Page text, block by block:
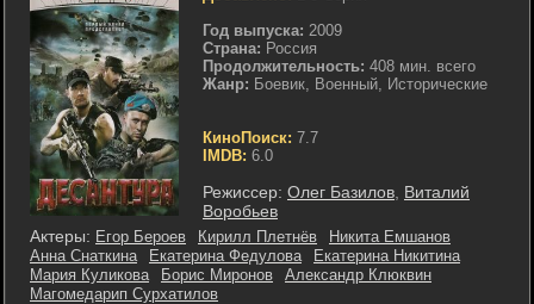
Год выпуска: 2009
Страна: Россия
Продолжительность: 408 мин. всего
Жанр: Боевик, Военный, Исторические
КиноПоиск: 7.7
IMDB: 6.0
Режиссер: Олег Базилов Виталий
Воробьев
Актеры: Егор Бероев Кирилл Плетнёв
Никита Емшанов
Анна Снаткина
Екатерина Федулова
Екатерина Никитина
Мария Куликова
Борис Миронов
Александр Клюквин
Магомедарип Сурхатилов